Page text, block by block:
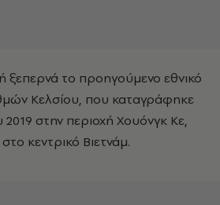
το προηγούμενο εθνικό
Κελσίου, που καταγράφηκε
2019 στην περιοχή Χουόνγκ Κε,
κεντρικό Βιετνάμ.